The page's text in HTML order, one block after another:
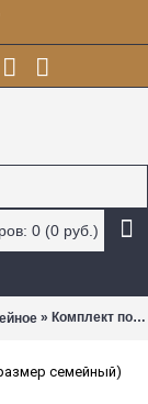
0 (0 руб.)
» Комплект постельного белья Asabella 2179 (размер семейный)